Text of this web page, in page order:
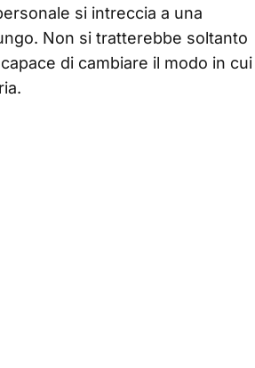
si intreccia a una
Non si tratterebbe soltanto
di cambiare il modo in cui